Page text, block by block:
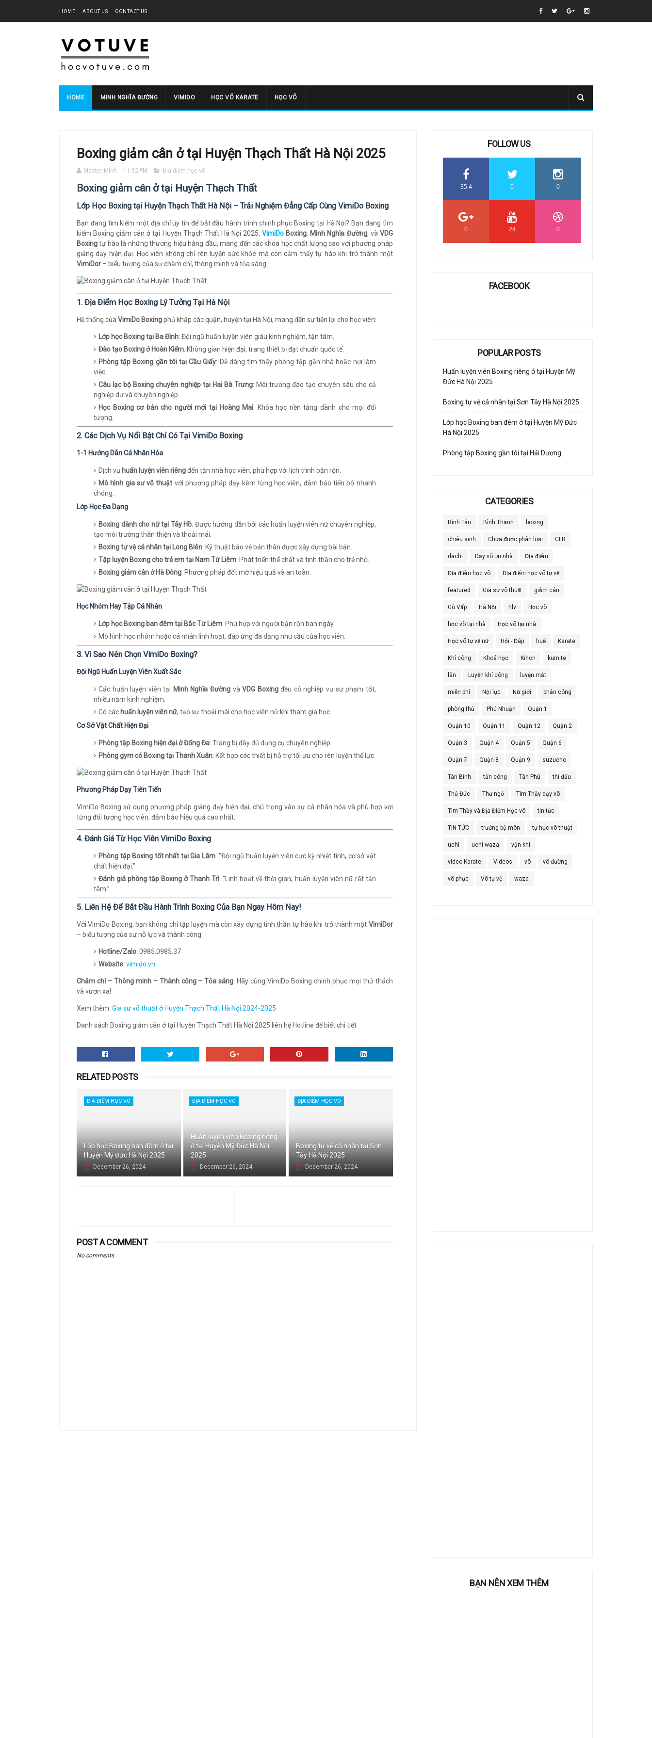
HOME ABOUT US CONTACT US
HOME MINH NGHĨA ĐƯỜNG VIMIDO HỌC VÕ KARATE HỌC VÕ
Boxing giảm cân ở tại Huyện Thạch Thất Hà Nội 2025
Master Minh 11:32 PM Địa điểm học võ
Boxing giảm cân ở tại Huyện Thạch Thất
Lớp Học Boxing tại Huyện Thạch Thất Hà Nội – Trải Nghiệm Đẳng Cấp Cùng VimiDo Boxing
Bạn đang tìm kiếm một địa chỉ uy tín để bắt đầu hành trình chinh phục Boxing tại Hà Nội? Bạn đang tìm
kiếm Boxing giảm cân ở tại Huyện Thạch Thất Hà Nội 2025,VimiDo Boxing, Minh Nghĩa Đường, và VDG
Boxingtự hào là những thương hiệu hàng đầu, mang đến các khóa học chất lượng cao với phương pháp
giảng dạy hiện đại. Học viên không chỉ rèn luyện sức khỏe mà còn cảm thấy tự hào khi trở thành một
VimiDor – biểu tượng của sự chăm chỉ, thông minh và tỏa sáng.
1. Địa Điểm Học Boxing Lý Tưởng Tại Hà Nội
Hệ thống của VimiDo Boxingphủ khắp các quận, huyện tại Hà Nội, mang đến sự tiện lợi cho học viên:
Lớp học Boxing tại Ba Đình: Đội ngũ huấn luyện viên giàu kinh nghiệm, tận tâm.
Đào tạo Boxing ở Hoàn Kiếm: Không gian hiện đại, trang thiết bị đạt chuẩn quốc tế.
Phòng tập Boxing gần tôi tại Cầu Giấy: Dễ dàng tìm thấy phòng tập gần nhà hoặc nơi làm
việc.
Câu lạc bộ Boxing chuyên nghiệp tại Hai Bà Trưng: Môi trường đào tạo chuyên sâu cho cả
nghiệp dư và chuyên nghiệp.
Học Boxing cơ bản cho người mới tại Hoàng Mai: Khóa học nền tảng dành cho mọi đối
tượng.
2. Các Dịch Vụ Nổi Bật Chỉ Có Tại VimiDo Boxing
1-1 Hướng Dẫn Cá Nhân Hóa
Dịch vụ huấn luyện viên riêngđến tận nhà học viên, phù hợp với lịch trình bận rộn.
Mô hình gia sư võ thuật với phương pháp dạy kèm từng học viên, đảm bảo tiến bộ nhanh
chóng.
Lớp Học Đa Dạng
Boxing dành cho nữ tại Tây Hồ: Được hướng dẫn bởi các huấn luyện viên nữ chuyên nghiệp,
tạo môi trường thân thiện và thoải mái.
Boxing tự vệ cá nhân tại Long Biên: Kỹ thuật bảo vệ bản thân được xây dựng bài bản.
Tập luyện Boxing cho trẻ em tại Nam Từ Liêm: Phát triển thể chất và tinh thần cho trẻ nhỏ.
Boxing giảm cân ở Hà Đông: Phương pháp đốt mỡ hiệu quả và an toàn.
Học Nhóm Hay Tập Cá Nhân
Lớp học Boxing ban đêm tại Bắc Từ Liêm: Phù hợp với người bận rộn ban ngày.
Mô hình học nhóm hoặc cá nhân linh hoạt, đáp ứng đa dạng nhu cầu của học viên.
3. Vì Sao Nên Chọn VimiDo Boxing?
Đội Ngũ Huấn Luyện Viên Xuất Sắc
Các huấn luyện viên tại Minh Nghĩa Đường vàVDG Boxingđều có nghiệp vụ sư phạm tốt,
nhiều năm kinh nghiệm.
Có các huấn luyện viên nữ, tạo sự thoải mái cho học viên nữ khi tham gia học.
Cơ Sở Vật Chất Hiện Đại
Phòng tập Boxing hiện đại ở Đống Đa: Trang bị đầy đủ dụng cụ chuyên nghiệp.
Phòng gym có Boxing tại Thanh Xuân: Kết hợp các thiết bị hỗ trợ tối ưu cho rèn luyện thể lực.
Phương Pháp Dạy Tiên Tiến
VimiDo Boxing sử dụng phương pháp giảng dạy hiện đại, chú trọng vào sự cá nhân hóa và phù hợp với
từng đối tượng học viên, đảm bảo hiệu quả cao nhất.
4. Đánh Giá Từ Học Viên VimiDo Boxing
Phòng tập Boxing tốt nhất tại Gia Lâm: “Đội ngũ huấn luyện viên cực kỳ nhiệt tình, cơ sở vật
chất hiện đại.”
Đánh giá phòng tập Boxing ở Thanh Trì: “Linh hoạt về thời gian, huấn luyện viên nữ rất tận
tâm.”
5. Liên Hệ Để Bắt Đầu Hành Trình Boxing Của Bạn Ngay Hôm Nay!
Với VimiDo Boxing, bạn không chỉ tập luyện mà còn xây dựng tinh thần tự hào khi trở thành một VimiDor
– biểu tượng của sự nỗ lực và thành công.
Hotline/Zalo:0985.0985.37
Website:vimido.vn
Chăm chỉ – Thông minh – Thành công – Tỏa sáng . Hãy cùng VimiDo Boxing chinh phục mọi thử thách
và vươn xa!
Xem thêm: Gia sư võ thuật ở Huyện Thạch Thất Hà Nội 2024-2025
Danh sách Boxing giảm cân ở tại Huyện Thạch Thất Hà Nội 2025 liên hệ Hotline để biết chi tiết
RELATED POSTS
ĐỊA ĐIỂM HỌC VÕ
Lớp học Boxing ban đêm ở tại
Huyện Mỹ Đức Hà Nội 2025
December 26, 2024
ĐỊA ĐIỂM HỌC VÕ
Huấn luyện viên Boxing riêng
ở tại Huyện Mỹ Đức Hà Nội
2025
December 26, 2024
ĐỊA ĐIỂM HỌC VÕ
Boxing tự vệ cá nhân tại Sơn
Tây Hà Nội 2025
December 26, 2024
POST A COMMENT
No comments
FOLLOW US
35.4 0 0
0 24 0
FACEBOOK
POPULAR POSTS
Huấn luyện viên Boxing riêng ở tại Huyện Mỹ
Đức Hà Nội 2025
Boxing tự vệ cá nhân tại Sơn Tây Hà Nội 2025
Lớp học Boxing ban đêm ở tại Huyện Mỹ Đức
Hà Nội 2025
Phòng tập Boxing gần tôi tại Hải Dương
CATEGORIES
Bình Tân Bình Thạnh boxing
chiêu sinh Chưa được phân loại CLB
dachi Dạy võ tại nhà Địa điểm
Địa điểm học võ Địa điểm học võ tự vệ
featured Gia sư võ thuật giảm cân
Gò Vấp Hà Nội hlv Học võ
học võ tại nhà Học võ tại nhà
Học võ tự vệ nữ Hỏi - Đáp huế Karate
Khí công Khoá học Kihon kumite
lân Luyện khí công luyện mắt
miễn phí Nội lực Nữ giới phản công
phòng thủ Phú Nhuận Quận 1
Quận 10 Quận 11 Quận 12 Quận 2
Quận 3 Quận 4 Quận 5 Quận 6
Quận 7 Quận 8 Quận 9 suzucho
Tân Bình tấn công Tân Phú thi đấu
Thủ Đức Thư ngỏ Tìm Thầy dạy võ
Tìm Thầy và Địa Điểm Học võ tin tức
TIN TỨC trưởng bộ môn tự học võ thuật
uchi uchi waza vận khí
video Karate Videos võ võ đường
võ phục Võ tự vệ waza
BẠN NÊN XEM THÊM